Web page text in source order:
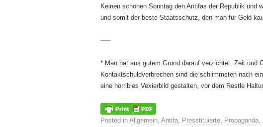
Keinen schönen Sonntag den Antifas der Republik und
und somit der beste Staatsschutz, den man für Geld
—–
* Man hat aus gutem Grund darauf verzichtet, Zeit und
Kontaktschuldverbrechen sind die schlimmsten nach
eine horribles Vexierbild gestalten, vor dem Restle
Posted in Allgemein Antifa Presstituierte Propaganda